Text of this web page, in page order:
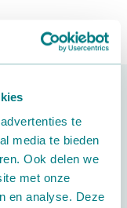
te
media te bieden
Ook delen we
met onze
en analyse. Deze